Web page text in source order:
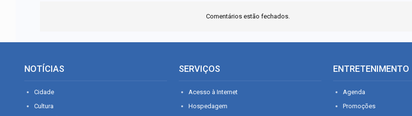
Comentários estão fechados.
NOTÍCIAS
Cidade
Cultura
SERVIÇOS
Acesso à Internet
Hospedagem
ENTRETENIMENTO
Agenda
Promoções